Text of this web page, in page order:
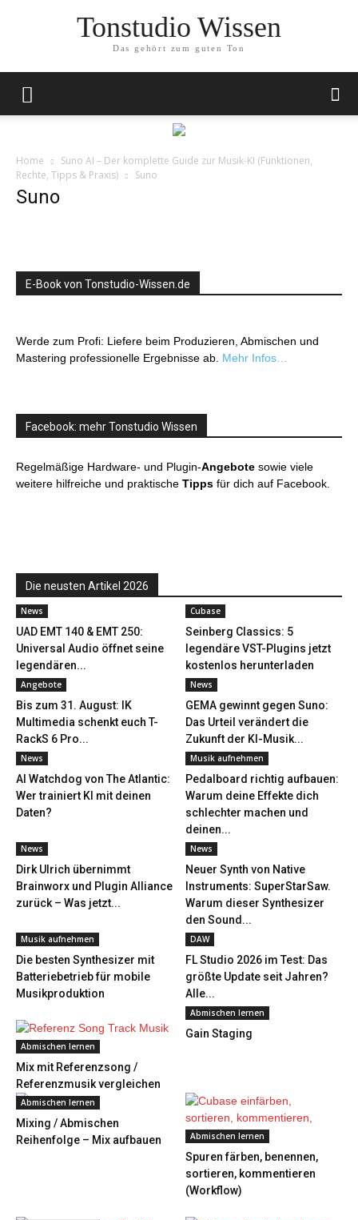
Tonstudio Wissen
Das gehört zum guten Ton
Home
Suno AI – Der komplette Guide zur Musik-KI (Funktionen,
Rechte, Tipps & Praxis)
Suno
Suno
E-Book von Tonstudio-Wissen.de
Werde zum Profi: Liefere beim Produzieren, Abmischen und
Mastering professionelle Ergebnisse ab. Mehr Infos…
Facebook: mehr Tonstudio Wissen
Regelmäßige Hardware- und Plugin-Angebote sowie viele
weitere hilfreiche und praktische Tipps für dich auf Facebook.
Die neusten Artikel 2026
News
UAD EMT 140 & EMT 250:
Universal Audio öffnet seine
legendären...
Cubase
Seinberg Classics: 5
legendäre VST-Plugins jetzt
kostenlos herunterladen
Angebote
Bis zum 31. August: IK
Multimedia schenkt euch T-
RackS 6 Pro...
News
GEMA gewinnt gegen Suno:
Das Urteil verändert die
Zukunft der KI-Musik...
News
AI Watchdog von The Atlantic:
Wer trainiert KI mit deinen
Daten?
Musik aufnehmen
Pedalboard richtig aufbauen:
Warum deine Effekte dich
schlechter machen und
deinen...
News
Dirk Ulrich übernimmt
Brainworx und Plugin Alliance
zurück – Was jetzt...
News
Neuer Synth von Native
Instruments: SuperStarSaw.
Warum dieser Synthesizer
den Sound...
Musik aufnehmen
Die besten Synthesizer mit
Batteriebetrieb für mobile
Musikproduktion
DAW
FL Studio 2026 im Test: Das
größte Update seit Jahren?
Alle...
Abmischen lernen
Mix mit Referenzsong /
Referenzmusik vergleichen
Abmischen lernen
Gain Staging
Abmischen lernen
Mixing / Abmischen
Reihenfolge – Mix aufbauen
Abmischen lernen
Spuren färben, benennen,
sortieren, kommentieren
(Workflow)